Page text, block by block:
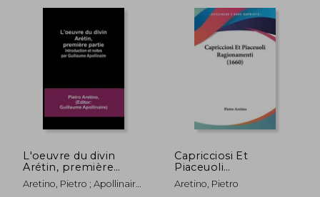
5%
L'oeuvre du divin
Arétin, première
partie; Introduction
et notes par
Aretino, Pietro ; Apollinaire,
Capricciosi Et
Piaceuoli
Ragionamenti (1660)
(en Italiano)
Aretino, Pietro